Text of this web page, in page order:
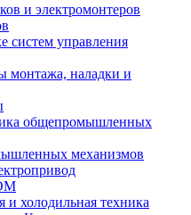
и электромонтеров
систем управления
монтажа, наладки и
общепромышленных
механизмов
и холодильная техника